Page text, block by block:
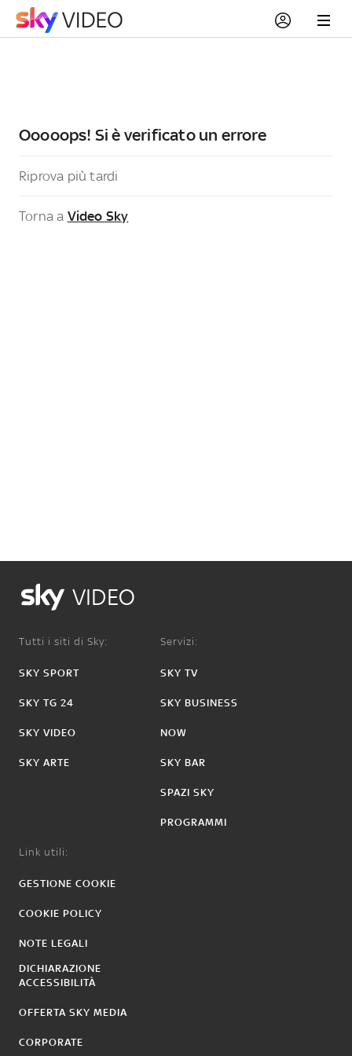
Ooooops! Si è verificato un errore
Riprova più tardi
Torna a Video Sky
VIDEO
Tutti i siti di Sky:
SKY SPORT
SKY TG 24
SKY VIDEO
SKY ARTE
Servizi:
SKY TV
SKY BUSINESS
NOW
SKY BAR
SPAZI SKY
PROGRAMMI
Link utili:
GESTIONE COOKIE
COOKIE POLICY
NOTE LEGALI
DICHIARAZIONE
ACCESSIBILITÀ
OFFERTA SKY MEDIA
CORPORATE